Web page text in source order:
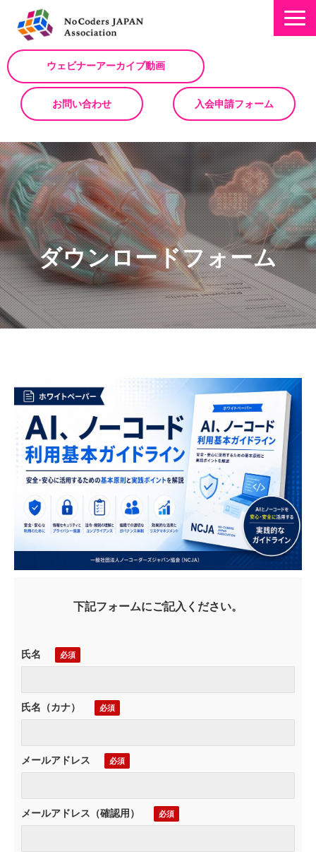
ウェビナーアーカイブ動画
お問い合わせ 入会申請フォーム
ミッション
お知らせ/NEWS
NoCodeサミット
イベント一覧
入会について
No Code サービスを動画で紹介
ノーコードコラム
ダウンロードフォーム
下記フォームにご記入ください。
氏名
氏名（カナ）
メールアドレス
メールアドレス（確認用）